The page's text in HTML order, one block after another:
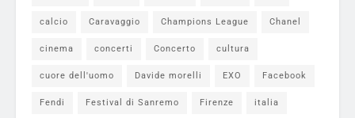
calcio Caravaggio Champions League Chanel
cinema concerti Concerto cultura
cuore dell'uomo Davide morelli EXO Facebook
Fendi Festival di Sanremo Firenze italia